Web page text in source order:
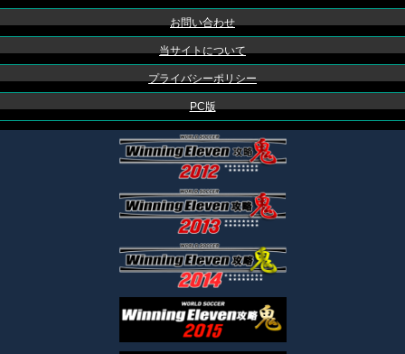
お問い合わせ
当サイトについて
プライバシーポリシー
PC版